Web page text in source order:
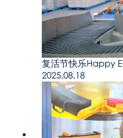
复活节快乐Happy
2025.08.18